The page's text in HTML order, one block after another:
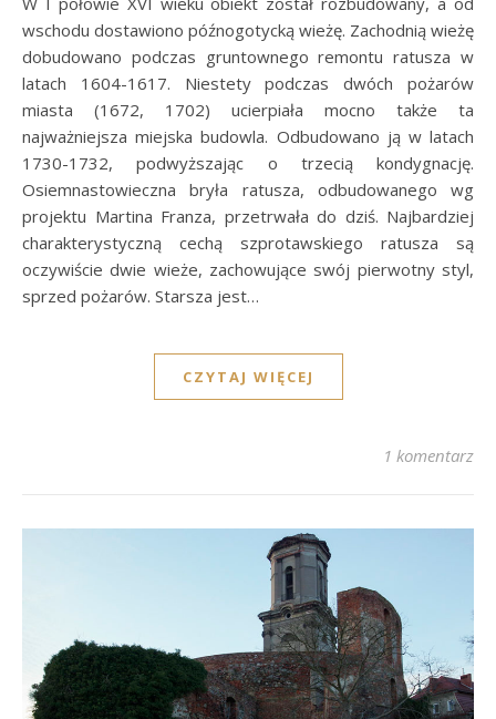
wschodu dostawiono późnogotycką wieżę. Zachodnią wieżę
dobudowano podczas gruntownego remontu ratusza w
latach 1604-1617. Niestety podczas dwóch pożarów
miasta (1672, 1702) ucierpiała mocno także ta
najważniejsza miejska budowla. Odbudowano ją w latach
1730-1732, podwyższając o trzecią kondygnację.
Osiemnastowieczna bryła ratusza, odbudowanego wg
projektu Martina Franza, przetrwała do dziś. Najbardziej
charakterystyczną cechą szprotawskiego ratusza są
oczywiście dwie wieże, zachowujące swój pierwotny styl,
sprzed pożarów. Starsza jest…
CZYTAJ WIĘCEJ
1 komentarz